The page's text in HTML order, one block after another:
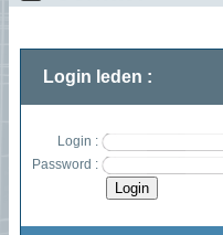
Login leden :
Login :
Password :